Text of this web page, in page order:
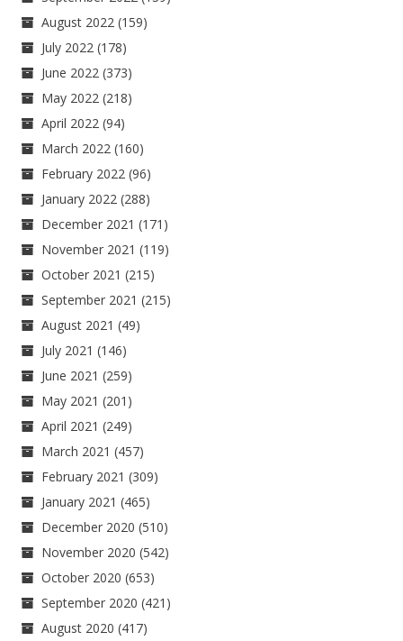
August 2022 (159)
July 2022 (178)
June 2022 (373)
May 2022 (218)
April 2022 (94)
March 2022 (160)
February 2022 (96)
January 2022 (288)
December 2021 (171)
November 2021 (119)
October 2021 (215)
September 2021 (215)
August 2021 (49)
July 2021 (146)
June 2021 (259)
May 2021 (201)
April 2021 (249)
March 2021 (457)
February 2021 (309)
January 2021 (465)
December 2020 (510)
November 2020 (542)
October 2020 (653)
September 2020 (421)
August 2020 (417)